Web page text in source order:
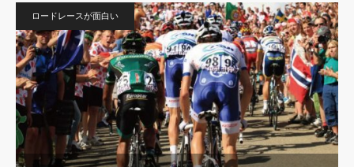
ロードレースが面白い